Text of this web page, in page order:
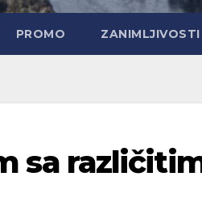
PROMO ZANIMLJIVOSTI
sa